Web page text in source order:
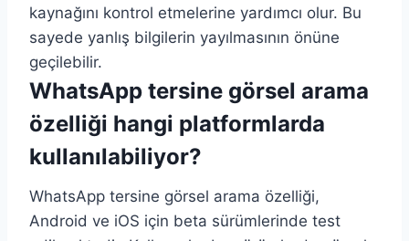
kaynağını kontrol etmelerine yardımcı olur. Bu
sayede yanlış bilgilerin yayılmasının önüne
geçilebilir.
WhatsApp tersine görsel arama
özelliği hangi platformlarda
kullanılabiliyor?
WhatsApp tersine görsel arama özelliği,
Android ve iOS için beta sürümlerinde test